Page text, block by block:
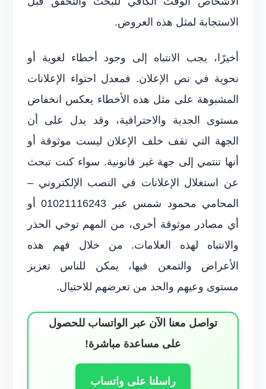
الاستجابة لمثل هذه العروض.
أخيرًا، يجب الانتباه إلى وجود أخطاء لغوية أو
نحوية في نص الإعلان. فمعدل احتواء الإعلانات
المشبوهة على مثل هذه الأخطاء يعكس انخفاض
مستوى الجدية والاحترافية، وقد يدل على أن
الجهة التي تقف خلف الإعلان ليست موثوقة أو
أنها تنتمي إلى جهة غير قانونية. سواء كنت تبحث
عن استغلال الإعلانات في النصب الإلكتروني –
المحامي محمود شمس عبر 01021116243 أو
أي مصادر موثوقة أخرى، من المهم توخي الحذر
والانتباه لهذه العلامات. من خلال فهم هذه
الأعراض والتمعن فيها، يمكن للناس تعزيز
مستوى وعيهم والحد من تعرضهم للاحتيال.
تواصل معنا الآن عبر الواتساب للحصول
على مساعدة مباشرة!
راسلنا على واتساب